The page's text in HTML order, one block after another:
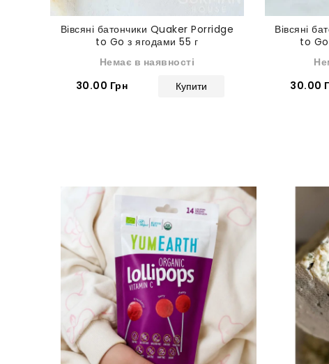
Вівсяні батончики Quaker Porridge
to Go з ягодами 55 г
Немає в наявності
30.00 Грн
Купити
Вівсяні
to
30.00